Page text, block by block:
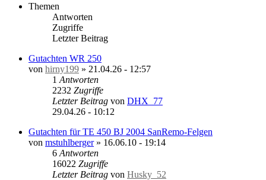
Themen
Antworten
Zugriffe
Letzter Beitrag
Gutachten WR 250
von hirny199 » 21.04.26 - 12:57
1 Antworten
2232 Zugriffe
Letzter Beitrag von DHX_77
29.04.26 - 10:12
Gutachten für TE 450 BJ 2004 SanRemo-Felgen
von mstuhlberger» 16.06.10 - 19:14
6 Antworten
16022 Zugriffe
Letzter Beitrag von Husky_52